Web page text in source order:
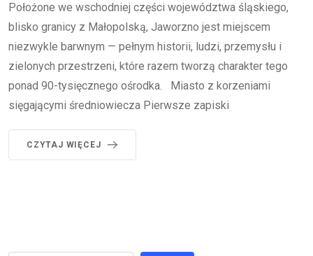
Położone we wschodniej części województwa śląskiego,
blisko granicy z Małopolską, Jaworzno jest miejscem
niezwykle barwnym — pełnym historii, ludzi, przemysłu i
zielonych przestrzeni, które razem tworzą charakter tego
ponad 90-tysięcznego ośrodka. Miasto z korzeniami
sięgającymi średniowiecza Pierwsze zapiski
CZYTAJ WIĘCEJ